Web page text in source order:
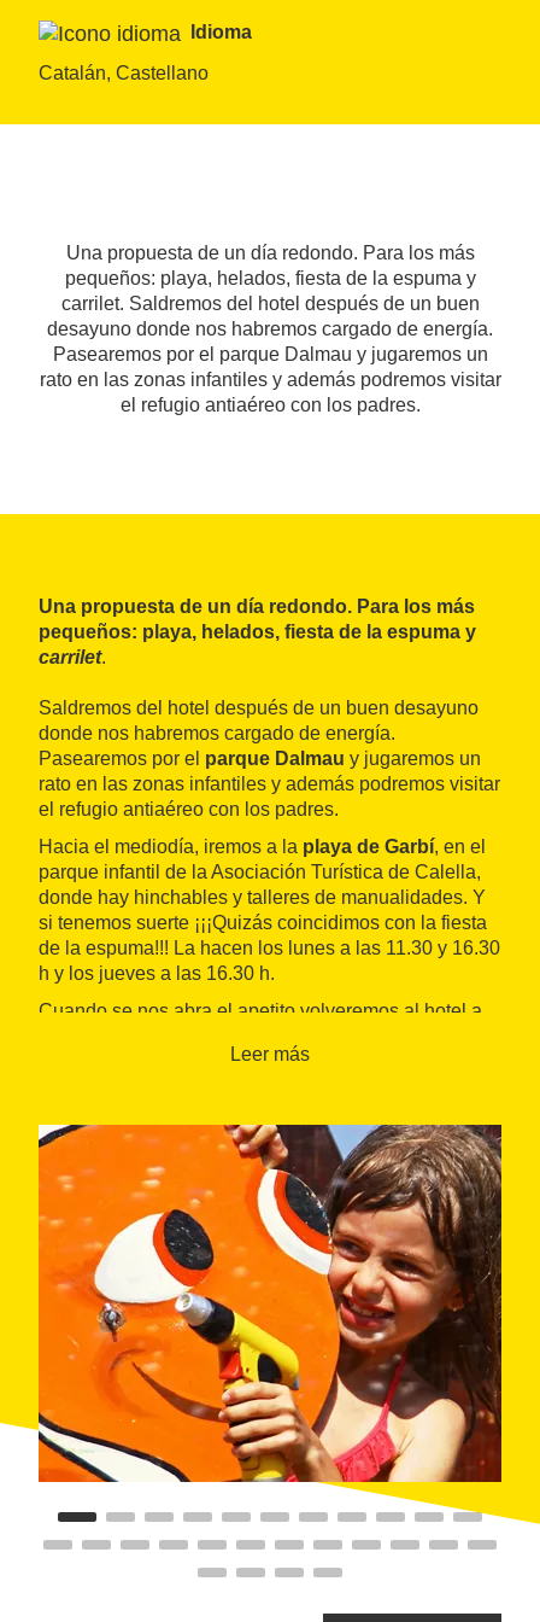
Idioma
Catalán, Castellano
Una propuesta de un día redondo. Para los más
pequeños: playa, helados, fiesta de la espuma y
carrilet. Saldremos del hotel después de un buen
desayuno donde nos habremos cargado de energía.
Pasearemos por el parque Dalmau y jugaremos un
rato en las zonas infantiles y además podremos visitar
el refugio antiaéreo con los padres.
Una propuesta de un día redondo. Para los más
pequeños: playa, helados, fiesta de la espuma y
carrilet.
Saldremos del hotel después de un buen desayuno
donde nos habremos cargado de energía.
Pasearemos por el parque Dalmau y jugaremos un
rato en las zonas infantiles y además podremos visitar
el refugio antiaéreo con los padres.
Hacia el mediodía, iremos a la playa de Garbí, en el
parque infantil de la Asociación Turística de Calella,
donde hay hinchables y talleres de manualidades. Y
si tenemos suerte ¡¡¡Quizás coincidimos con la fiesta
de la espuma!!! La hacen los lunes a las 11.30 y 16.30
h y los jueves a las 16.30 h.
Cuando se nos abra el apetito volveremos al hotel a
centro comercial
histórico, iremos hacia la Riera Capaspre para coger
(pequeño tren) y dar la vuelta completa a
Calella. Y después, nos esperan juegos y actividades
en el espacio de juego infantilPequelandia.
Al atardecer podremos hacer actividades con la
familia, como por ejemplo una partida familiar en
boleray al mini golf
y cenar en el restaurante del
recinto.
TOMA NOTA:
Tened en cuenta que durante los meses de julio y
agosto (del 7 de julio al 9 de agosto), cada viernes, a
las 17.00 horas en el paseo de Manuel Puigvert se
espectáculos para los más pequeños
(circo, payasos, títeres, marionetas, malabares,
danzas, cuentos...).
Los niños más grandes, de entre 8 y 12 años, pueden
Leer más